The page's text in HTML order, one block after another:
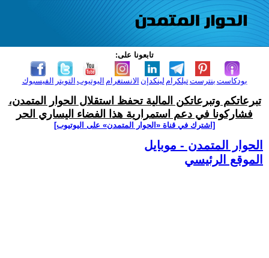
تابعونا على:
الفيسبوك التويتر اليوتيوب الانستغرام لينكدإن تيلكرامبنترست بودكاست
تبرعاتكم وتبرعاتكن المالية تحفظ استقلال الحوار المتمدن،
فشاركونا في دعم استمرارية هذا الفضاء اليساري الحر
[اشترك في قناة ‫«الحوار المتمدن» على اليوتيوب]
الحوار المتمدن - موبايل
الموقع الرئيسي